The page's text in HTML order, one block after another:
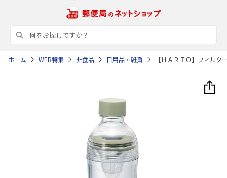
ホーム WEB特集 非食品 日用品・雑貨 【ＨＡＲＩＯ】フィル